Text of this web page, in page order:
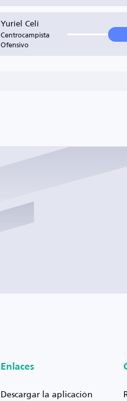
Yuriel Celi
Centrocampista
Ofensivo
Enlaces
Descargar la aplicación